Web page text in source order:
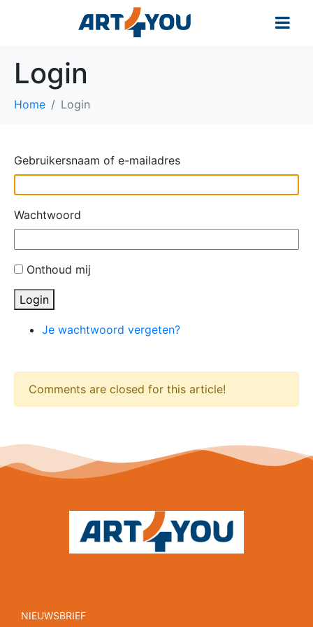
Login
Home Login
Gebruikersnaam of e-mailadres
Wachtwoord
Onthoud mij
Login
Je wachtwoord vergeten?
Comments are closed for this article!
NIEUWSBRIEF